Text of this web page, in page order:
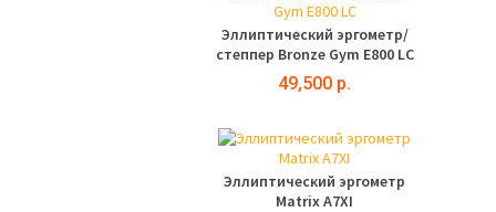
Эллиптический эргометр/
степпер Bronze Gym E800 LC
49,500 р.
Эллиптический эргометр
Matrix A7XI